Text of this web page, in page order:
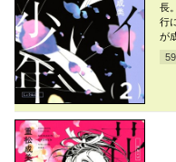
長
行
が